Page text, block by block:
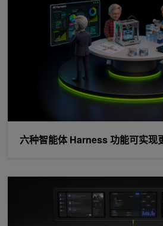
六种智能体 Harness 功能可实现
使用 NVIDIA Nemotron 构建用于工业